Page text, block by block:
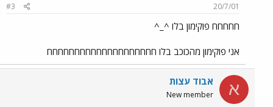
20/7/01
#3
חחחחח פוקימון בלו ^_^
אני פוקימון מהכוכב בלו חחחחחחחחחחחחחחחחחחחח
א אבוד עצות
New member